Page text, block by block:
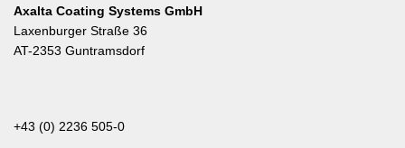
Axalta Coating Systems GmbH
Laxenburger Straße 36
AT-2353 Guntramsdorf
+43 (0) 2236 505-0